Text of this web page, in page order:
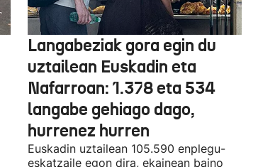
Langabeziak gora egin du
uztailean Euskadin eta
Nafarroan: 1.378 eta 534
langabe gehiago dago,
hurrenez hurren
Euskadin uztailean 105.590 enplegu-
eskatzaile egon dira, ekainean baino